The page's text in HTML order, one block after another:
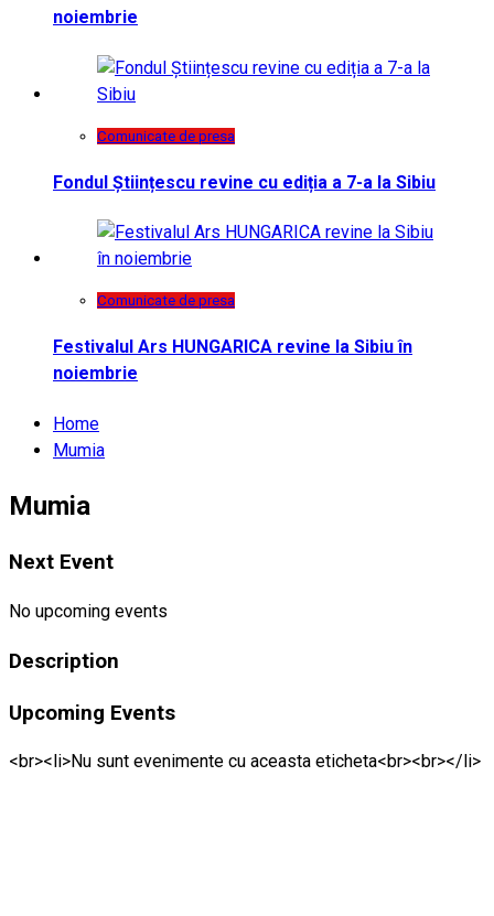
noiembrie
Comunicate de presa
Fondul Științescu revine cu ediția a 7-a la Sibiu
Comunicate de presa
Festivalul Ars HUNGARICA revine la Sibiu în
noiembrie
Home
Mumia
Mumia
Next Event
No upcoming events
Description
Upcoming Events
<br><li>Nu sunt evenimente cu aceasta eticheta<br><br></li>